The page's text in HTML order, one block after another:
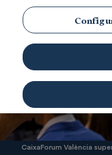
CaixaForum València